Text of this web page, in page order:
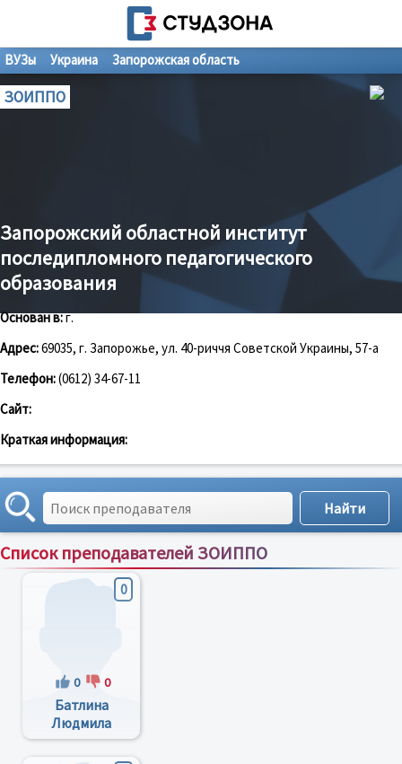
ВУЗы Украина Запорожская область
ЗОИППО
Запорожский областной институт
последипломного педагогического
образования
Основан в:г.
Адрес:69035, г. Запорожье, ул. 40-риччя Советской Украины, 57-а
Телефон:(0612) 34-67-11
Сайт:
Краткая информация:
Список преподавателей ЗОИППО
Сортировка по:имени;рейтингу;отзывам
0
0 0
Батлина
Людмила
Викторовна